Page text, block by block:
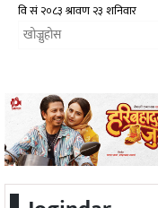
समाचार
भिडियो
फोटो
ग्यालरी
गीत/